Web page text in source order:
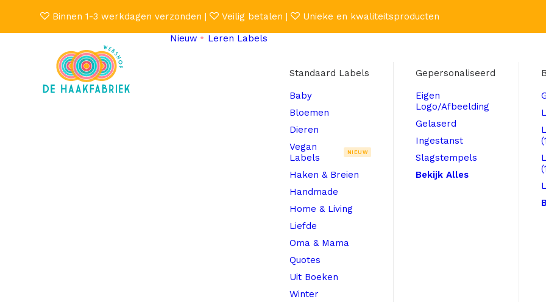
Binnen 1-3 werkdagen verzonden | Veilig betalen | Unieke en kwaliteitsproducten
Nieuw
Leren Labels
Standaard Labels
Baby
Bloemen
Dieren
Vegan
Labels
NIEUW
Haken & Breien
Handmade
Home & Living
Liefde
Oma & Mama
Quotes
Uit Boeken
Winter
Gepersonaliseerd
Eigen
Logo/Afbeelding
Gelaserd
Ingestanst
Slagstempels
Bekijk Alles